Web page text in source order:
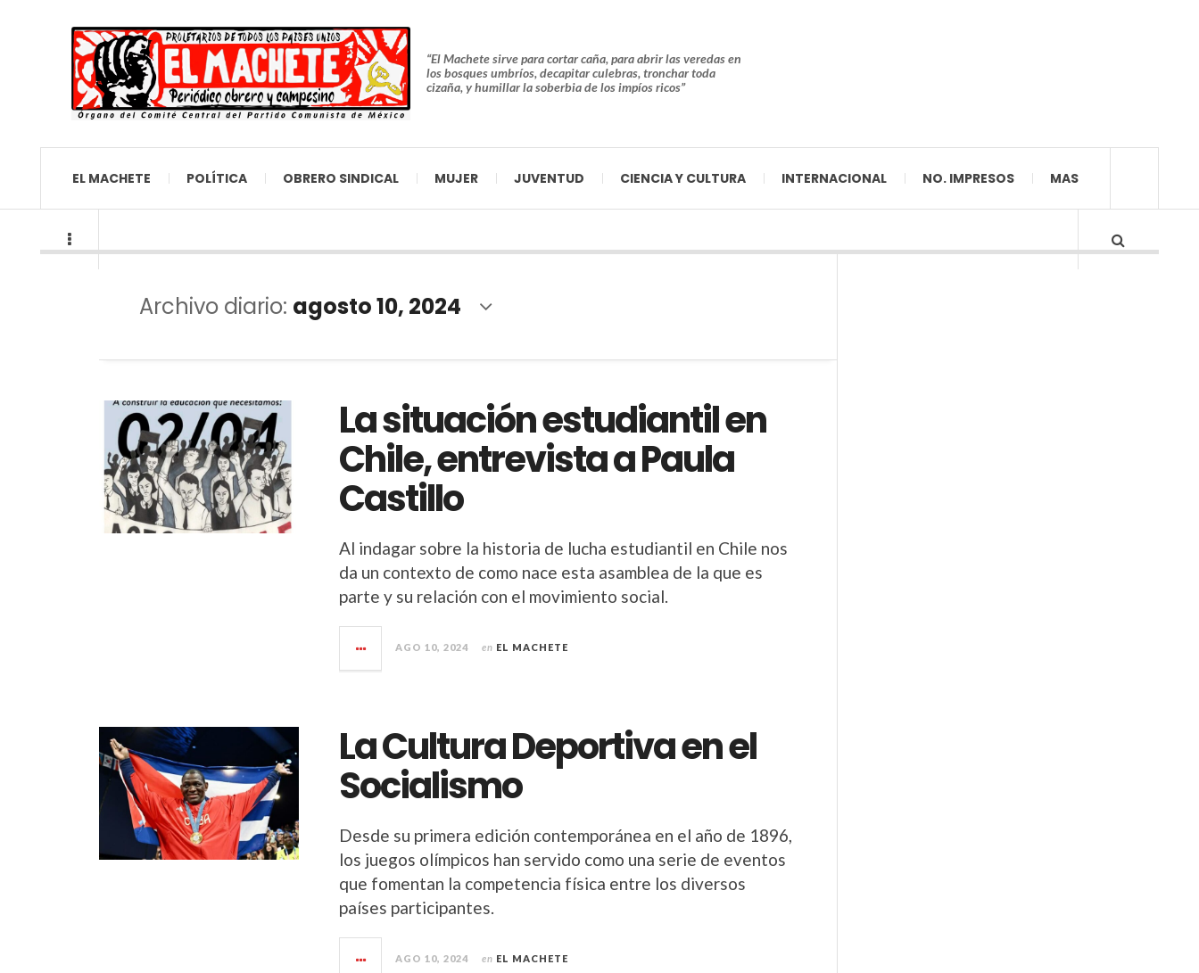
“El Machete sirve para cortar caña, para abrir las veredas en
los bosques umbríos, decapitar culebras, tronchar toda
cizaña, y humillar la soberbia de los impíos ricos”
EL MACHETE POLÍTICA OBRERO SINDICAL MUJER JUVENTUD CIENCIA Y CULTURA INTERNACIONAL NO. IMPRESOS MAS
Archivo diario: agosto 10, 2024
La situación estudiantil en
Chile, entrevista a Paula
Castillo
Al indagar sobre la historia de lucha estudiantil en Chile nos
da un contexto de como nace esta asamblea de la que es
parte y su relación con el movimiento social.
AGO 10, 2024 en EL MACHETE
La Cultura Deportiva en el
Socialismo
Desde su primera edición contemporánea en el año de 1896,
los juegos olímpicos han servido como una serie de eventos
que fomentan la competencia física entre los diversos
países participantes.
AGO 10, 2024 en EL MACHETE